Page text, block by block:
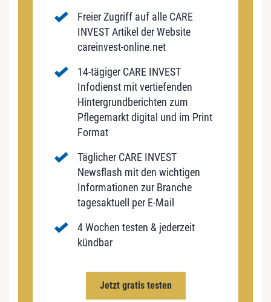
Freier Zugriff auf alle CARE
INVEST Artikel der Website
careinvest-online.net
14-tägiger CARE INVEST
Infodienst mit vertiefenden
Hintergrundberichten zum
Pflegemarkt digital und im Print
Format
Täglicher CARE INVEST
Newsflash mit den wichtigen
Informationen zur Branche
tagesaktuell per E-Mail
4 Wochen testen & jederzeit
kündbar
Jetzt gratis testen